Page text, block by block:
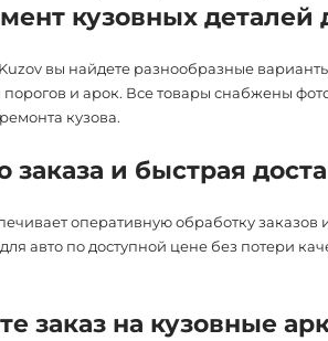
кузовных
вы найдете разнообразные
и арок. Все товары снабжены
кузова.
заказа и быстрая
оперативную обработку
авто по доступной цене без потери
заказ на кузовные